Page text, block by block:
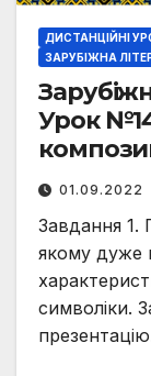
ДИСТАНЦІЙНІ
ЗАРУБІЖНА
Урок
Цахес
01.09.2022
Завдання 1.
якому дуже
символіки.